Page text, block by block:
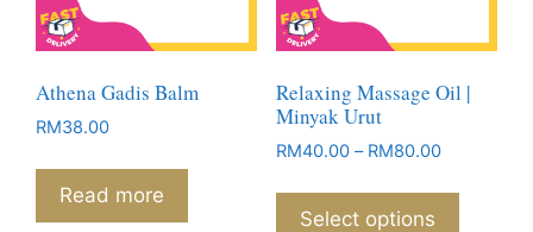
Athena Gadis Balm
RM38.00
Read more
Relaxing Massage Oil |
Minyak Urut
RM40.00 – RM80.00Price
RM40.00
Select options